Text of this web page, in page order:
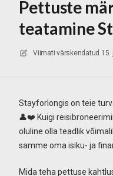
Pettuste
teatamine
Viimati värskendatud 15.
Stayforlongis on teie
👤❤️ Kuigi
oluline olla teadlik
samme oma isiku- ja
Mida teha pettuse